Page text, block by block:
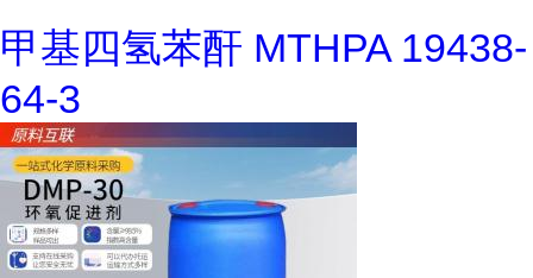
甲基四氢苯酐 MTHPA 19438-
64-3